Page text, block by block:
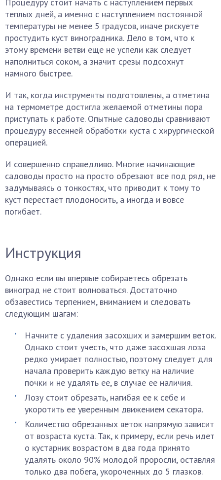
теплых дней, а именно с наступлением постоянной
температуры не менее 5 градусов, иначе рискуете
простудить куст виноградника. Дело в том, что к
этому времени ветви еще не успели как следует
наполниться соком, а значит срезы подсохнут
намного быстрее.
И так, когда инструменты подготовлены, а отметина
на термометре достигла желаемой отметины пора
приступать к работе. Опытные садоводы сравнивают
процедуру весенней обработки куста с хирургической
операцией.
И совершенно справедливо. Многие начинающие
садоводы просто на просто обрезают все под ряд, не
задумываясь о тонкостях, что приводит к тому то
куст перестает плодоносить, а иногда и вовсе
погибает.
Инструкция
Однако если вы впервые собираетесь обрезать
виноград не стоит волноваться. Достаточно
обзавестись терпением, вниманием и следовать
следующим шагам:
Начните с удаления засохших и замершим веток.
Однако стоит учесть, что даже засохшая лоза
редко умирает полностью, поэтому следует для
начала проверить каждую ветку на наличие
почки и не удалять ее, в случае ее наличия.
Лозу стоит обрезать, нагибая ее к себе и
укоротить ее уверенным движением секатора.
Количество обрезанных веток напрямую зависит
от возраста куста. Так, к примеру, если речь идет
о кустарник возрастом в два года принято
удалять около 90% молодой проросли, оставляя
только два побега, укороченных до 5 глазков.